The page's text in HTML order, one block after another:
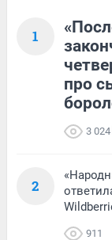
1
про
3 024
2
911